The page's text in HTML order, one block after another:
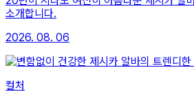
소개합니다.
2026. 08. 06
컬처